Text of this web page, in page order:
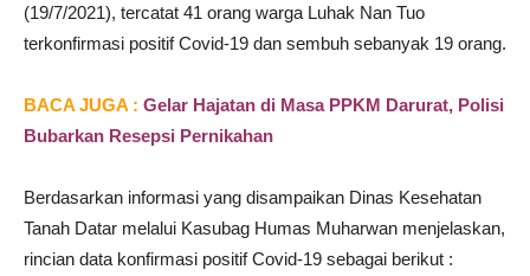
(19/7/2021), tercatat 41 orang warga Luhak Nan Tuo
terkonfirmasi positif Covid-19 dan sembuh sebanyak 19 orang.
BACA JUGA : Gelar Hajatan di Masa PPKM Darurat, Polisi
Bubarkan Resepsi Pernikahan
Berdasarkan informasi yang disampaikan Dinas Kesehatan
Tanah Datar melalui Kasubag Humas Muharwan menjelaskan,
rincian data konfirmasi positif Covid-19 sebagai berikut :